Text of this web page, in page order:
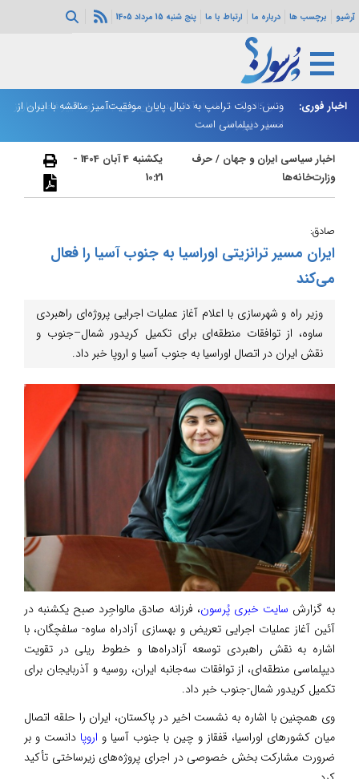
آرشیو برچسب ها درباره ما ارتباط با ما پنج شنبه 15 مرداد 1405
اخبار فوری:
فاصله واریز
ونس: دولت ترامپ به دنبال پایان موفقیت‌آمیز مناقشه با ایران از
مسیر دیپلماسی است
اخبار سیاسی ایران و جهان /حرف
وزارت‌خانه‌ها
یکشنبه 4 آبان 1404 -
10:21
صادق:
ایران مسیر ترانزیتی اوراسیا به جنوب آسیا را فعال
می‌کند
وزیر راه و شهرسازی با اعلام آغاز عملیات اجرایی پروژه‌ای راهبردی
ساوه، از توافقات منطقه‌ای برای تکمیل کریدور شمال–جنوب و
نقش ایران در اتصال اوراسیا به جنوب آسیا و اروپا خبر داد.
به گزارش سایت خبری پُرسون، فرزانه صادق مالواجِرد صبح یکشنبه در
آئین آغاز عملیات اجرایی تعریض و بهسازی آزادراه ساوه- سلفچگان، با
اشاره به نقش راهبردی توسعه آزادراه‌ها و خطوط ریلی در تقویت
دیپلماسی منطقه‌ای، از توافقات سه‌جانبه ایران، روسیه و آذربایجان برای
تکمیل کریدور شمال-جنوب خبر داد.
وی همچنین با اشاره به نشست اخیر در پاکستان، ایران را حلقه اتصال
میان کشورهای اوراسیا، قفقاز و چین با جنوب آسیا و اروپا دانست و بر
ضرورت مشارکت بخش خصوصی در اجرای پروژه‌های زیرساختی تأکید